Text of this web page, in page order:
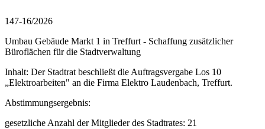
147-16/2026
Umbau Gebäude Markt 1 in Treffurt - Schaffung zusätzlicher
Büroflächen für die Stadtverwaltung
Inhalt: Der Stadtrat beschließt die Auftragsvergabe Los 10
„Elektroarbeiten" an die Firma Elektro Laudenbach, Treffurt.
Abstimmungsergebnis:
gesetzliche Anzahl der Mitglieder des Stadtrates: 21